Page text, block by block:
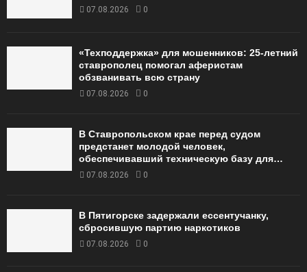
07.08.2026 0
«Техподдержка» для мошенников: 25-летний
ставрополец помогал аферистам
обзванивать всю страну
07.08.2026 0
В Ставропольском крае перед судом
предстанет молодой человек,
обеспечивавший техническую базу для…
07.08.2026 0
В Пятигорске задержали ессентучанку,
сбросившую партию наркотиков
07.08.2026 0